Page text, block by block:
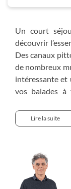
Un court
découvrir
Des canaux
de nombreux
intéressante et
vos balades à
de Haarlem, le
château de
calmes,
culinaires et du
Lire la suite